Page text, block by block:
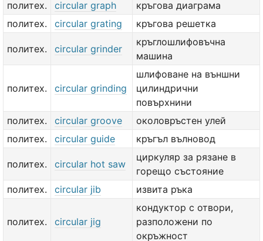
политех. circular graph
кръгова диаграма
политех.
circular grating кръгова решетка
политех. circular grinder
кръглошлифовъчна
машина
политех. circular grinding
шлифоване на външни
цилиндрични
повърхнини
политех.
circular groove
околовръстен улей
политех.
circular guide кръгъл вълновод
политех. circular hot saw
циркуляр за рязане в
горещо състояние
политех.
circular jib извита ръка
политех. circular jig
кондуктор с отвори,
разположени по
окръжност